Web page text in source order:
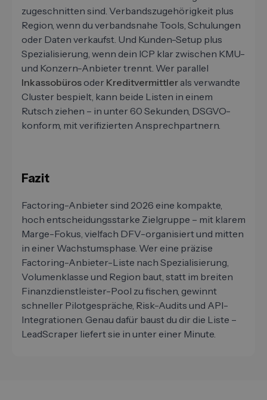
zugeschnitten sind. Verbandszugehörigkeit plus
Region, wenn du verbandsnahe Tools, Schulungen
oder Daten verkaufst. Und Kunden-Setup plus
Spezialisierung, wenn dein ICP klar zwischen KMU-
und Konzern-Anbieter trennt. Wer parallel
Inkassobüros oder Kreditvermittler als verwandte
Cluster bespielt, kann beide Listen in einem
Rutsch ziehen – in unter 60 Sekunden, DSGVO-
konform, mit verifizierten Ansprechpartnern.
Fazit
Factoring-Anbieter sind 2026 eine kompakte,
hoch entscheidungsstarke Zielgruppe – mit klarem
Marge-Fokus, vielfach DFV-organisiert und mitten
in einer Wachstumsphase. Wer eine präzise
Factoring-Anbieter-Liste nach Spezialisierung,
Volumenklasse und Region baut, statt im breiten
Finanzdienstleister-Pool zu fischen, gewinnt
schneller Pilotgespräche, Risk-Audits und API-
Integrationen. Genau dafür baust du dir die Liste –
LeadScraper liefert sie in unter einer Minute.